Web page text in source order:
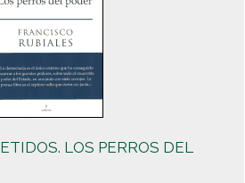
LOS PERROS DEL